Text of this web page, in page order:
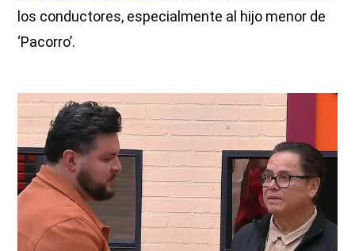
los conductores, especialmente al hijo menor de
‘Pacorro’.